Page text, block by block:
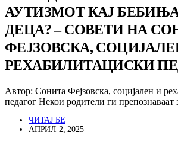
АУТИЗМОТ КАЈ
ДЕЦА? – СОВЕТИ НА
ФЕЈЗОВСКА,
РЕХАБИЛИТАЦИСКИ
Автор: Сонита Фејзовска, социјален и
педагог Некои родители ги
ЧИТАЈ БЕ
АПРИЛ 2, 2025